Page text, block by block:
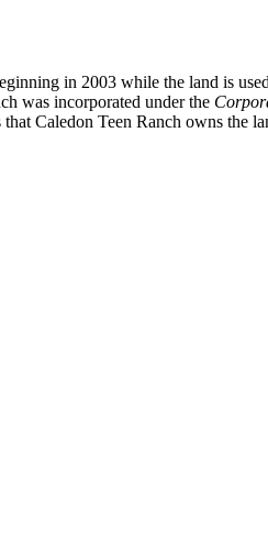
in 2003 while the land is
was incorporated under the
Caledon Teen Ranch owns the